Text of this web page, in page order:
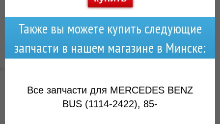
Также вы можете купить следующие
запчасти в нашем магазине в Минске:
Все запчасти для MERCEDES BENZ
BUS (1114-2422), 85-